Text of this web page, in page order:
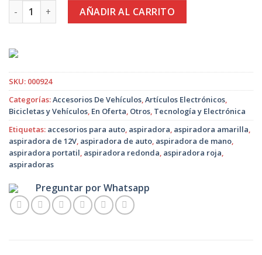
Aspiradora para Auto Portátil de 12 V. Roja y Amarilla
AÑADIR AL CARRITO
SKU: 000924
Categorías:Accesorios De Vehículos,Artículos Electrónicos,
Bicicletas y Vehículos, En Oferta, Otros, Tecnología y Electrónica
Etiquetas: accesorios para auto, aspiradora, aspiradora amarilla,
aspiradora de 12V, aspiradora de auto, aspiradora de mano,
aspiradora portatil, aspiradora redonda, aspiradora roja,
aspiradoras
Preguntar por Whatsapp